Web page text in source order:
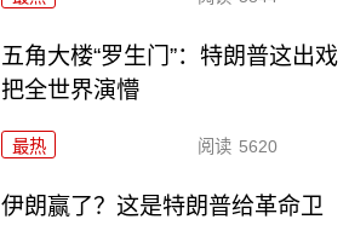
五角大楼“罗生门”：特朗普这出戏
把全世界演懵
最热 阅读 5620
伊朗赢了？这是特朗普给革命卫